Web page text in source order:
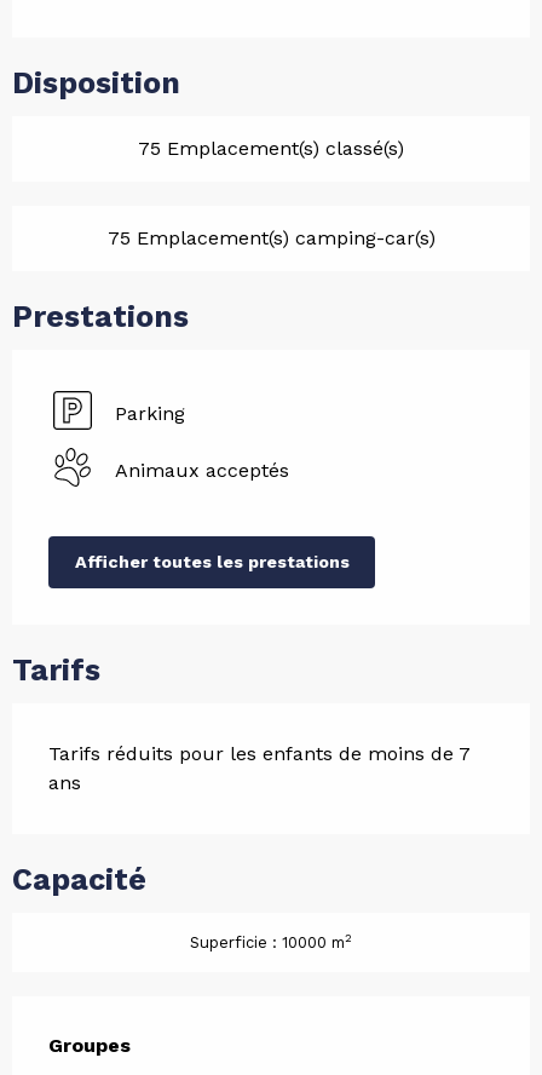
Disposition
75 Emplacement(s) classé(s)
75 Emplacement(s) camping-car(s)
Prestations
Parking
Animaux acceptés
Afficher toutes les prestations
Tarifs
Tarifs réduits pour les enfants de moins de 7
ans
Capacité
Superficie : 10000 m2
Groupes
Groupes